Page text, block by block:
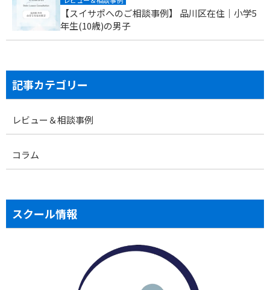
【スイサポへのご相談事例】 品川区在住｜小学5
年生(10歳)の男子
記事カテゴリー
レビュー＆相談事例
コラム
スクール情報